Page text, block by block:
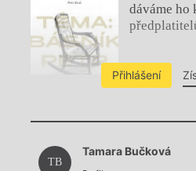
dáváme ho
Přihlášení
Načítá se.
TB
Tamara Bučková